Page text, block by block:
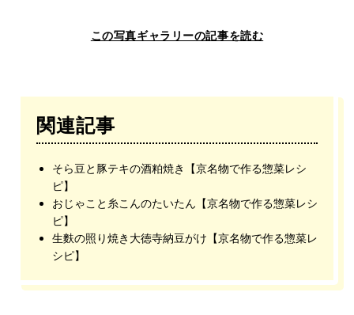
この写真ギャラリーの記事を読む
関連記事
そら豆と豚テキの酒粕焼き【京名物で作る惣菜レシ
ピ】
おじゃこと糸こんのたいたん【京名物で作る惣菜レシ
ピ】
生麩の照り焼き大徳寺納豆がけ【京名物で作る惣菜レ
シピ】